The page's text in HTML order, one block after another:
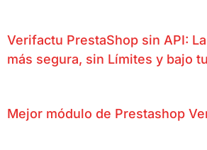
Verifactu PrestaShop sin API:
más segura, sin Límites y bajo
Mejor módulo de Prestashop